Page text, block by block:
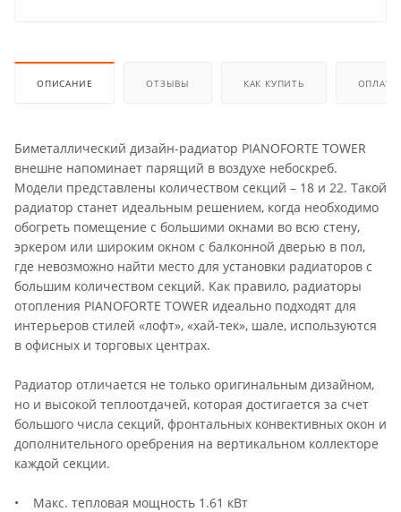
ОПИСАНИЕ ОТЗЫВЫ КАК КУПИТЬ ОПЛАТА
Биметаллический дизайн-радиатор PIANOFORTE TOWER
внешне напоминает парящий в воздухе небоскреб.
Модели представлены количеством секций – 18 и 22. Такой
радиатор станет идеальным решением, когда необходимо
обогреть помещение с большими окнами во всю стену,
эркером или широким окном с балконной дверью в пол,
где невозможно найти место для установки радиаторов с
большим количеством секций. Как правило, радиаторы
отопления PIANOFORTE TOWER идеально подходят для
интерьеров стилей «лофт», «хай-тек», шале, используются
в офисных и торговых центрах.
Радиатор отличается не только оригинальным дизайном,
но и высокой теплоотдачей, которая достигается за счет
большого числа секций, фронтальных конвективных окон и
дополнительного оребрения на вертикальном коллекторе
каждой секции.
• Макс. тепловая мощность 1.61 кВт